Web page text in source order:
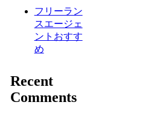
フリーラン
スエージェ
ントおすす
め
Recent
Comments